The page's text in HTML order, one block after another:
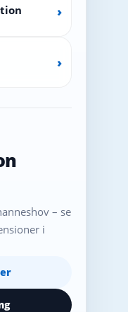
›
›
– se
i